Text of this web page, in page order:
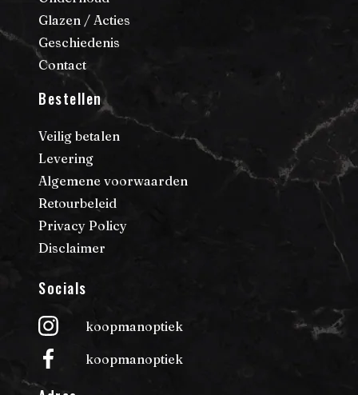
Socials
koopmanoptiek
koopmanoptiek
Glazen / Acties
Geschiedenis
Contact
Bestellen
Veilig betalen
Levering
Algemene voorwaarden
Retourbeleid
Privacy Policy
Disclaimer